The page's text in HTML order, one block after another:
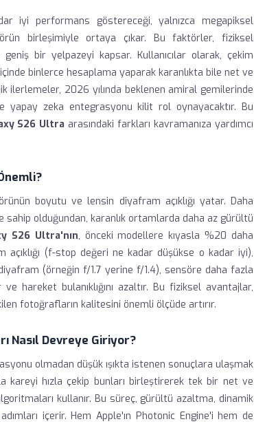
iyi performans göstereceği, yalnızca megapiksel
birleşimiyle ortaya çıkar. Bu faktörler, fiziksel
bir yelpazeyi kapsar. Kullanıcılar olarak, çekim
binlerce hesaplama yaparak karanlıkta bile net ve
ilerlemeler, 2026 yılında beklenen amiral gemilerinde
yapay zeka entegrasyonu kilit rol oynayacaktır. Bu
S26 Ultra arasındaki farkları kavramanıza yardımcı
boyutu ve lensin diyafram açıklığı yatar. Daha
sahip olduğundan, karanlık ortamlarda daha az gürültü
S26 Ultra'nın, önceki modellere kıyasla %20 daha
(f-stop değeri ne kadar düşükse o kadar iyi),
(örneğin f/1.7 yerine f/1.4), sensöre daha fazla
hareket bulanıklığını azaltır. Bu fiziksel avantajlar,
fotoğrafların kalitesini önemli ölçüde artırır.
Nasıl Devreye Giriyor?
olmadan düşük ışıkta istenen sonuçlara ulaşmak
kareyi hızla çekip bunları birleştirerek tek bir net ve
kullanır. Bu süreç, gürültü azaltma, dinamik
içerir. Hem Apple'ın Photonic Engine'i hem de